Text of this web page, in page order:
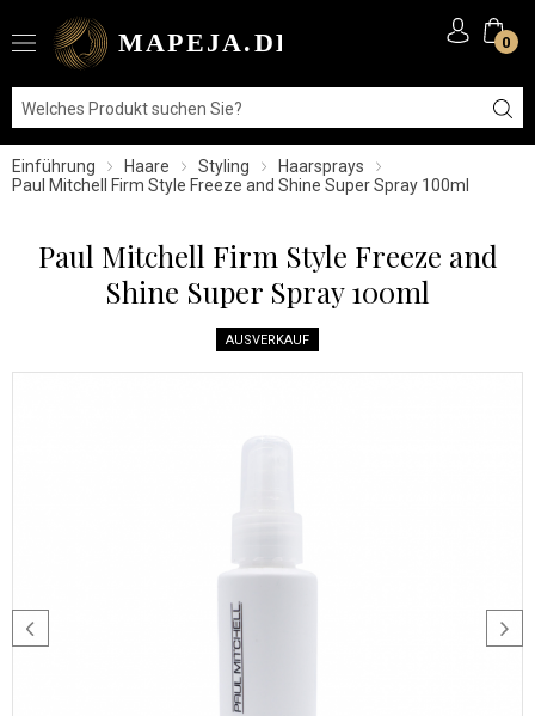
0
Einführung Haare Styling
Haarsprays
Paul Mitchell Firm Style Freeze and Shine Super Spray 100ml
Paul Mitchell Firm Style Freeze and
Shine Super Spray 100ml
AUSVERKAUF